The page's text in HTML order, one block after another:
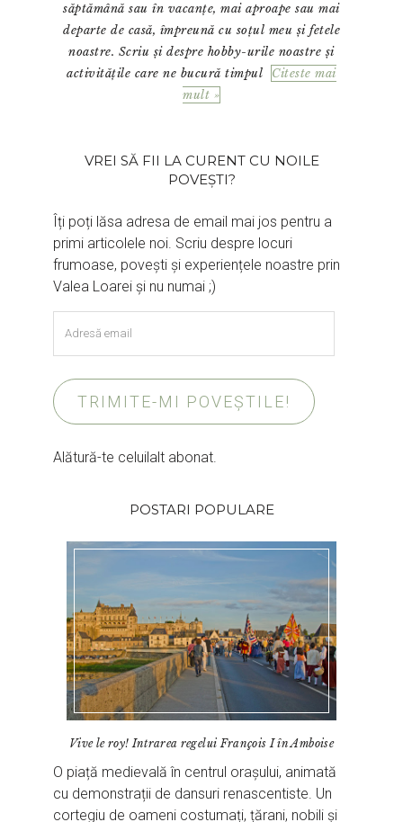
săptămână sau în vacanțe, mai aproape sau mai
departe de casă, împreună cu soțul meu și fetele
noastre. Scriu și despre hobby-urile noastre și
activitățile care ne bucură timpul
Citeste mai
mult »
VREI SĂ FII LA CURENT CU NOILE
POVEȘTI?
Îți poți lăsa adresa de email mai jos pentru a
primi articolele noi. Scriu despre locuri
frumoase, povești și experiențele noastre prin
Valea Loarei și nu numai ;)
email
TRIMITE-MI POVEȘTILE!
Alătură-te celuilalt abonat.
POSTARI POPULARE
Vive le roy! Intrarea regelui François I în Amboise
O piață medievală în centrul orașului, animată
cu demonstrații de dansuri renascentiste. Un
cortegiu de oameni costumați, țărani, nobili și